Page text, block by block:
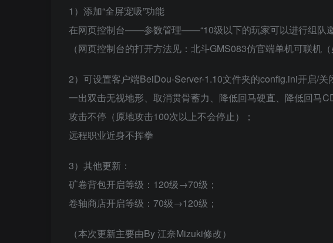
1）添加“全屏宠吸”功能
在网页控制台——参数管理——“10级以下的玩家可以进行组队邀
（网页控制台的打开方法见：北斗GMS083仿官端单机可联机（
2）可设置客户端BeiDou-Server-1.10文件夹的config.ini开启/关
一出双击无视地形、取消贯骨蓄力、降低回马硬直、降低回马
攻击不停（原地攻击100次以上不会停止）；
远程职业近身不挥拳
3）其他更新：
矿卷背包开启等级：120级→70级；
卷轴商店开启等级：70级→120级；
（本次更新主要由By 江奈Mizuki修改）